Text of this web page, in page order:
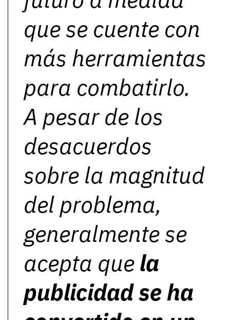
que se cuente con
más herramientas
para combatirlo.
A pesar de los
desacuerdos
sobre la magnitud
del problema,
generalmente se
acepta quela
publicidad se ha